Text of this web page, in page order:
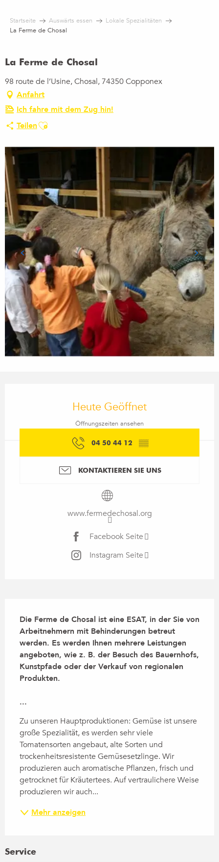
contenu
Startseite Auswärts essen
Lokale Spezialitäten
La Ferme de Chosal
La Ferme de Chosal
98 route de l’Usine, Chosal, 74350 Copponex
Anfahrt
Ich fahre mit dem Zug hin!
TeilenAjouter aux favoris
Heute Geöffnet
Öffnungszeiten ansehen
04 50 44 12 ▒▒
KONTAKTIEREN SIE UNS
www.fermedechosal.org
Facebook Seite
Instagram Seite
Die Ferme de Chosal ist eine ESAT, in der Sie von
Arbeitnehmern mit Behinderungen betreut
werden. Es werden Ihnen mehrere Leistungen
angeboten, wie z. B. der Besuch des Bauernhofs,
Kunstpfade oder der Verkauf von regionalen
Produkten.
...
Zu unseren Hauptproduktionen: Gemüse ist unsere
große Spezialität, es werden sehr viele
Tomatensorten angebaut, alte Sorten und
trockenheitsresistente Gemüsesetzlinge. Wir
produzieren auch aromatische Pflanzen, frisch und
getrocknet für Kräutertees. Auf vertraulichere Weise
produzieren wir auch...
Mehr anzeigen
Service